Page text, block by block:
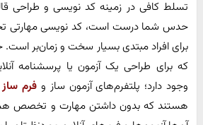
تسلط کافی در زمینه کد نویسی و طراحی
حدس شما درست است، کد نویسی مهارتی
برای افراد مبتدی بسیار سخت و زمان‌بر
که برای طراحی یک آزمون یا پرسشنامه
وجود دارد؛ پلتفرم‌های آزمون ساز و فرم ساز
هستند که بدون داشتن مهارت و تخصص هم